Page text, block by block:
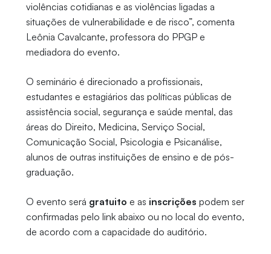
violências cotidianas e as violências ligadas a
situações de vulnerabilidade e de risco”, comenta
Leônia Cavalcante, professora do PPGP e
mediadora do evento.
O seminário é direcionado a profissionais,
estudantes e estagiários das políticas públicas de
assistência social, segurança e saúde mental, das
áreas do Direito, Medicina, Serviço Social,
Comunicação Social, Psicologia e Psicanálise,
alunos de outras instituições de ensino e de pós-
graduação.
O evento será gratuito e as inscrições podem ser
confirmadas pelo link abaixo ou no local do evento,
de acordo com a capacidade do auditório.